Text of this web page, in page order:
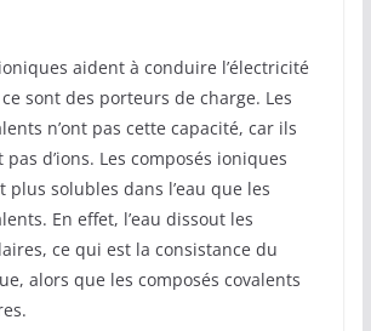
aident à conduire l’électricité
ce sont des porteurs de charge. Les
n’ont pas cette capacité, car ils
d’ions. Les composés ioniques
plus solubles dans l’eau que les
En effet, l’eau dissout les
ce qui est la consistance du
alors que les composés covalents